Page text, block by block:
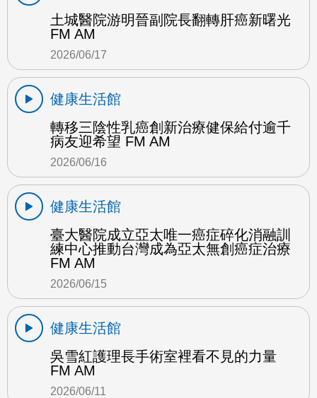
土城醫院游明晉副院長翻轉肝癌新曙光
FM AM
2026/06/17
健康生活館
轉移三陰性乳癌創新治療健保給付逾千
病友迎希望 FM AM
2026/06/16
健康生活館
臺大醫院成立亞太唯一癌症碎化消融訓
練中心推動台灣成為亞太無創癌症治療
FM AM
2026/06/15
健康生活館
吳雪紅護理長手術室裡看不見的力量
FM AM
2026/06/11